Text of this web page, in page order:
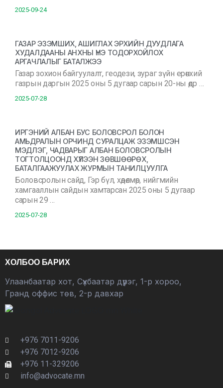
2025-09-24
ГАЗАР ЭЗЭМШИХ, АШИГЛАХ ЭРХИЙН ДУУДЛАГА
ХУДАЛДААНЫ АНХНЫ ҮНЭ ТОДОРХОЙЛОХ
АРГАЧЛАЛЫГ БАТАЛЖЭЭ
Газар зохион байгуулалт, геодези, зураг зүйн ерөнхий
газрын даргын 2025 оны 5 дугаар сарын 20-ны өдр …
2025-07-28
ИРГЭНИЙ АЛБАН БУС БОЛОВСРОЛ БОЛОН
АМЬДРАЛЫН ОРЧИНД СУРАЛЦАЖ ЭЗЭМШСЭН
МЭДЛЭГ, ЧАДВАРЫГ АЛБАН БОЛОВСРОЛЫН
ТОГТОЛЦООНД ХҮЛЭЭН ЗӨВШӨӨРӨХ,
БАТАЛГААЖУУЛАХ ЖУРМЫН ТАНИЛЦУУЛГА
Боловсролын сайд, Гэр бүл, хөдөлмөр, нийгмийн
хамгааллын сайдын хамтарсан 2025 оны 5 дугаар
сарын 29 …
2025-07-28
ХОЛБОО БАРИХ
Улаанбаатар хот, Сүхбаатар дүүрэг, 1-р хороо,
Гранд оффис төв, 2-р давхар
+976 7011-9206
+976 7012-9206
+976 11-329206
info@advocate.mn